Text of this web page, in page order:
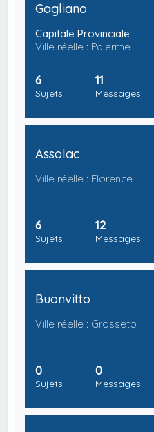
Gagliano
Capitale Provinciale
Ville réelle : Palerme
6
Sujets
11
Messages
Assolac
Ville réelle : Florence
6
Sujets
12
Messages
Buonvitto
Ville réelle : Grosseto
0
Sujets
0
Messages